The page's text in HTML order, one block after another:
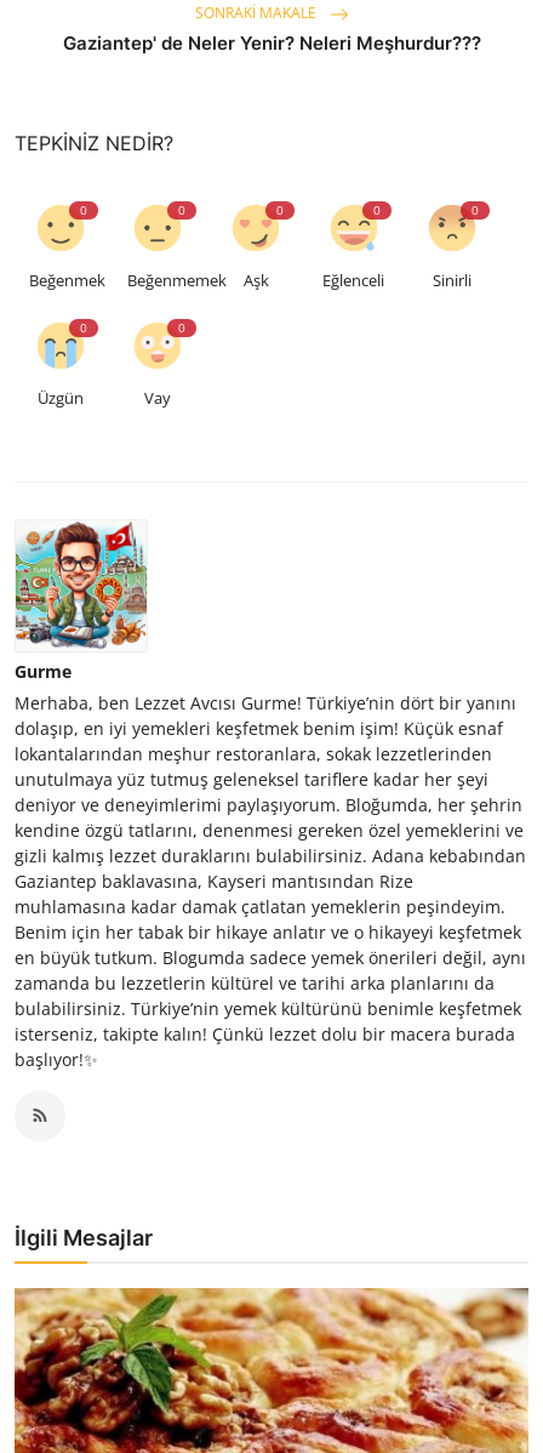
SONRAKI MAKALE
Gaziantep' de Neler Yenir? Neleri Meşhurdur???
TEPKINIZ NEDIR?
0
Beğenmek
0
Beğenmemek
0
Aşk
0
Eğlenceli
0
Sinirli
0
Üzgün
0
Vay
Gurme
Merhaba, ben Lezzet Avcısı Gurme! Türkiye’nin dört bir yanını
dolaşıp, en iyi yemekleri keşfetmek benim işim! Küçük esnaf
lokantalarından meşhur restoranlara, sokak lezzetlerinden
unutulmaya yüz tutmuş geleneksel tariflere kadar her şeyi
deniyor ve deneyimlerimi paylaşıyorum. Bloğumda, her şehrin
kendine özgü tatlarını, denenmesi gereken özel yemeklerini ve
gizli kalmış lezzet duraklarını bulabilirsiniz. Adana kebabından
Gaziantep baklavasına, Kayseri mantısından Rize
muhlamasına kadar damak çatlatan yemeklerin peşindeyim.
Benim için her tabak bir hikaye anlatır ve o hikayeyi keşfetmek
en büyük tutkum. Blogumda sadece yemek önerileri değil, aynı
zamanda bu lezzetlerin kültürel ve tarihi arka planlarını da
bulabilirsiniz. Türkiye’nin yemek kültürünü benimle keşfetmek
isterseniz, takipte kalın! Çünkü lezzet dolu bir macera burada
başlıyor!✨
İlgili Mesajlar